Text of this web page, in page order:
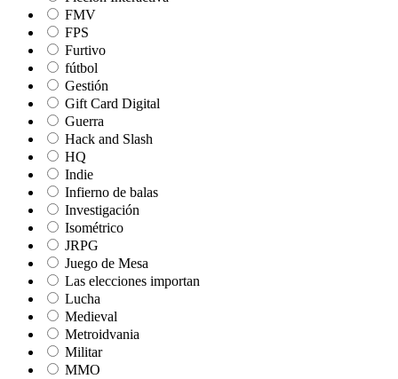
FMV
FPS
Furtivo
fútbol
Gestión
Gift Card Digital
Guerra
Hack and Slash
HQ
Indie
Infierno de balas
Investigación
Isométrico
JRPG
Juego de Mesa
Las elecciones importan
Lucha
Medieval
Metroidvania
Militar
MMO